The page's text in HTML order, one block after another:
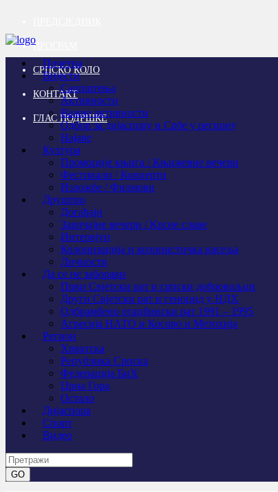
ПРОГРАМ
СРПСКО КОЛО
КОНТАКТ
ГЛАС ПОДРШКЕ
Почетна
Вијести
Саопштења
Активности
Важне активности
Одбор за дијаспору и Србе у региону
Најаве
Култура
Промоције књига / Књижевне вечери
Фестивали / Концерти
Изложбе / Филмови
Друштво
Догађаји
Завичајне вечери / Крсне славе
Интервјуи
Колонизација и колонистичка насеља
Личности
Да се не заборави
Први Свјeтски рат и српски добровољци
Други Свјетски рат и геноцид у НДХ
Одбрамбено отаџбински рат 1991 – 1995
Агресија НАТО и Косово и Метохија
Регион
Хрватска
Република Српска
Федерација БиХ
Црна Гора
Остало
Дијаспора
Спорт
Видео